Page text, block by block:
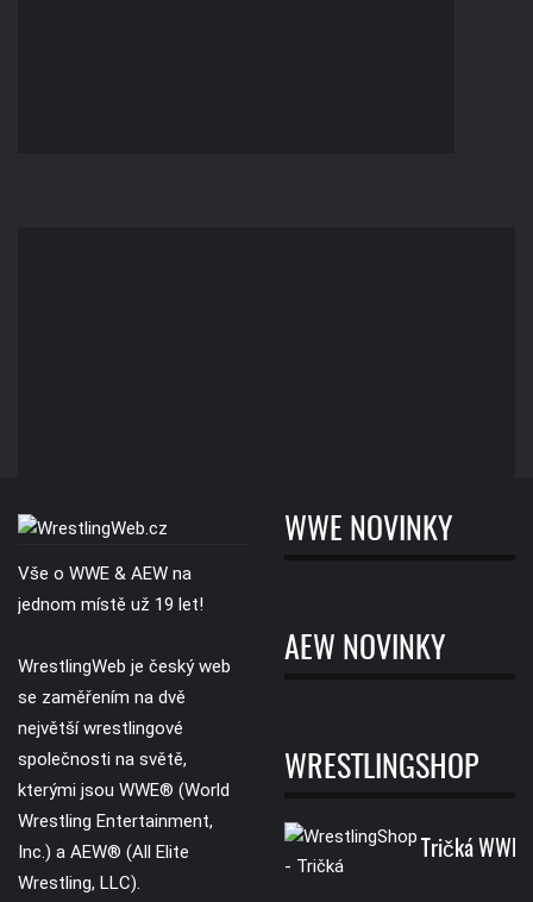
Vše o WWE & AEW na
jednom místě už 19 let!
WrestlingWeb je český web
se zaměřením na dvě
největší wrestlingové
společnosti na světě,
kterými jsou WWE® (World
Wrestling Entertainment,
Inc.) a AEW® (All Elite
Wrestling, LLC).
WWE NOVINKY
AEW NOVINKY
WRESTLINGSHOP
Tričká WWE